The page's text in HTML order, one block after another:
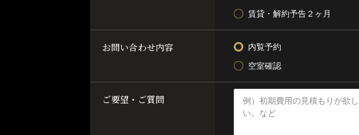
賃貸・解約予告２ヶ月
お問い合わせ内容 内覧予約
空室確認
ご要望・ご質問